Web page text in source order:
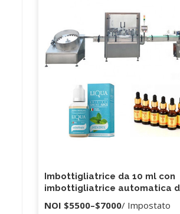
Imbottigliatrice da 10 ml con
imbottigliatrice automatica
olio essenziale e tappatrice
NOI $5500–$7000/ Impostato